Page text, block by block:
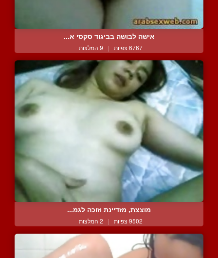
אישה לבושה בביגוד סקסי א...
6767 צפיות | 9 המלצות
מוצצת, מזדיינת וזוכה לגמ...
9502 צפיות | 2 המלצות